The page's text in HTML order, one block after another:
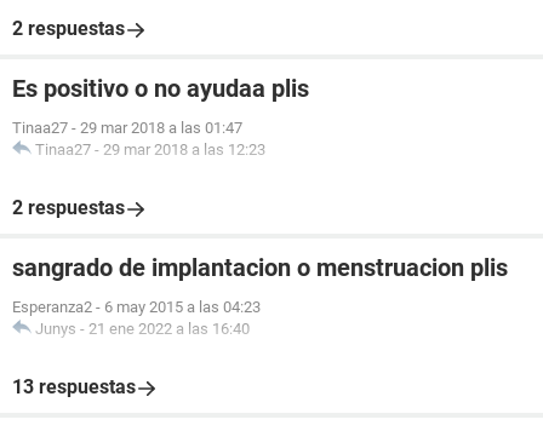
2 respuestas
Es positivo o no ayudaa plis
Tinaa27 - 29 mar 2018 a las 01:47
Tinaa27 - 29 mar 2018 a las 12:23
2 respuestas
sangrado de implantacion o menstruacion plis
Esperanza2 - 6 may 2015 a las 04:23
Junys - 21 ene 2022 a las 16:40
13 respuestas